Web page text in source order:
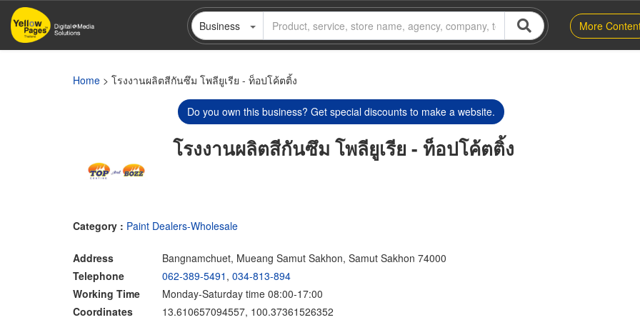
Skip
main
Business More
Home > โรงงานผลิตสีกันซึม โพลียูเรีย - ท็อปโค้ตติ้ง
Do you own this business? Get special discounts to make a website.
โรงงานผลิตสีกันซึม โพลียูเรีย - ท็อปโค้ตติ้ง
Category : Paint Dealers-Wholesale
Address
Bangnamchuet, Mueang Samut Sakhon, Samut Sakhon 74000
Telephone
062-389-5491 , 034-813-894
Working Time
Monday-Saturday time 08:00-17:00
Coordinates
13.610657094557, 100.37361526352